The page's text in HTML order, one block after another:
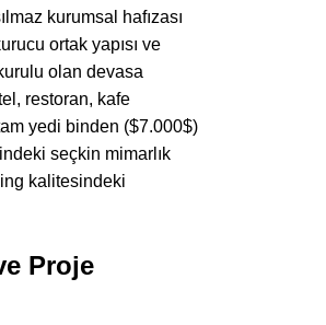
kurumsal hafızası
ortak yapısı ve
olan devasa
restoran, kafe
yedi binden ($7.000$)
seçkin mimarlık
kalitesindeki
Proje